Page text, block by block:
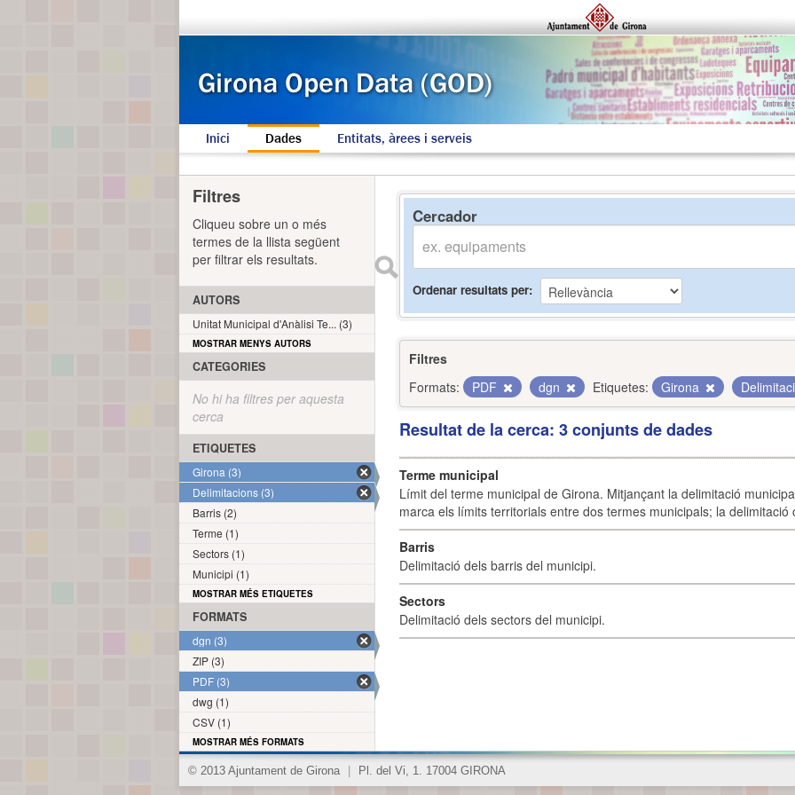
Inici Dades Entitats, àrees i serveis
Cercador
Ordenar resultats per
Filtres
Formats:
PDF dgn Etiquetes: Girona
Resultat de la cerca: 3 conjunts de dades
Terme municipal
Límit del terme municipal de Girona. Mitjançant la delimitació
marca els límits territorials entre dos termes municipals; la delimitació
Barris
Delimitació dels barris del municipi.
Sectors
Delimitació dels sectors del municipi.
Filtres
Cliqueu sobre un o més
termes de la llista següent
per filtrar els resultats.
AUTORS
Unitat Municipal d'Anàlisi Te... (3)
MOSTRAR MENYS AUTORS
CATEGORIES
No hi ha filtres per aquesta
cerca
ETIQUETES
Girona (3)
Delimitacions (3)
Barris (2)
Terme (1)
Sectors (1)
Municipi (1)
MOSTRAR MÉS ETIQUETES
FORMATS
dgn (3)
ZIP (3)
PDF (3)
dwg (1)
CSV (1)
MOSTRAR MÉS FORMATS
© 2013 Ajuntament de Girona Pl. del Vi, 1. 17004 GIRONA